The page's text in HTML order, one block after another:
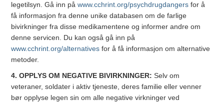
legetilsyn. Gå inn påwww.cchrint.org/psychdrugdangers for å
få informasjon fra denne unike databasen om de farlige
bivirkninger fra disse medikamentene og informer andre om
denne servicen. Du kan også gå inn på
www.cchrint.org/alternatives for å få informasjon om alternative
metoder.
4. OPPLYS OM NEGATIVE BIVIRKNINGER:Selv om
veteraner, soldater i aktiv tjeneste, deres familie eller venner
bør opplyse legen sin om alle negative virkninger ved